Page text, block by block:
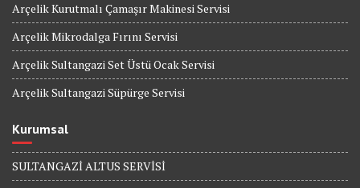
Arçelik Kurutmalı Çamaşır Makinesi Servisi
Arçelik Mikrodalga Fırını Servisi
Arçelik Sultangazi Set Üstü Ocak Servisi
Arçelik Sultangazi Süpürge Servisi
Kurumsal
SULTANGAZİ ALTUS SERVİSİ